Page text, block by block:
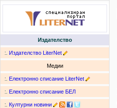
Издателство
:. Издателство LiterNet
Медии
:. Електронно списание LiterNet
:. Електронно списание БЕЛ
:. Културни новини